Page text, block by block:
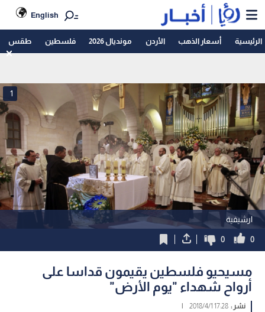
English
الرئيسية أسعار الذهب الأردن مونديال 2026 فلسطين طقس
ارشيفية
1
0
0
مسيحيو فلسطين يقيمون قداسا على
أرواح شهداء "يوم الأرض"
نشر :17:28 2018/4/1
|